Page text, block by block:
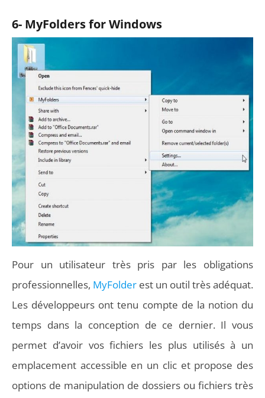
6- MyFolders for Windows
Pour un utilisateur très pris par les obligations
professionnelles, MyFolder est un outil très adéquat.
Les développeurs ont tenu compte de la notion du
temps dans la conception de ce dernier. Il vous
permet d’avoir vos fichiers les plus utilisés à un
emplacement accessible en un clic et propose des
options de manipulation de dossiers ou fichiers très